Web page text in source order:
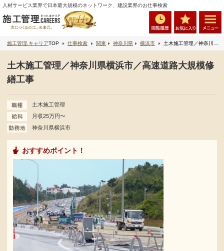
人材サービス業界で日本最大規模のネットワーク、建設業界のお仕事検索
施工管理.キャリアTOP 仕事検索 関東 神奈川県 横浜市 土木施工管理／神奈川県横浜市／高速道路大規模修繕工事
土木施工管理／神奈川県横浜市／高速道路大規模修
繕工事
土木施工管理
月収25万円〜
神奈川県横浜市
おすすめポイント！